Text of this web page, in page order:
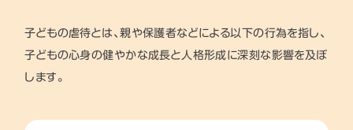
子どもの虐待とは、親や保護者などによる以下の行為を指し、
子どもの心身の健やかな成長と人格形成に深刻な影響を及ぼ
します。